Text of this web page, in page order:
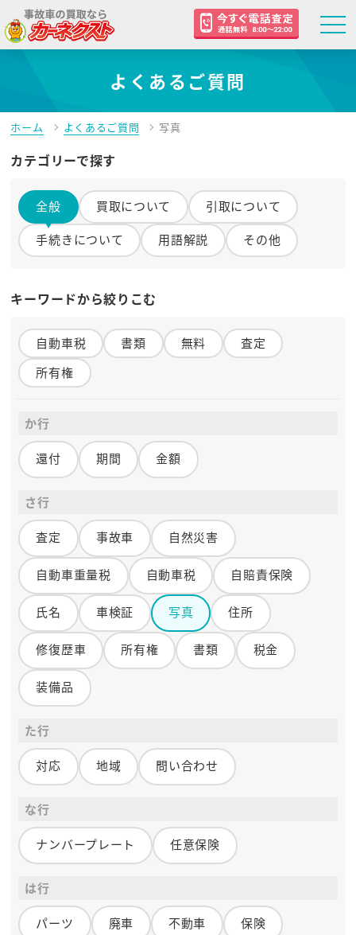
よくあるご質問
ホーム よくあるご質問 写真
カテゴリーで探す
全般 買取について
引取について
手続きについて
用語解説 その他
キーワードから絞りこむ
自動車税 書類 無料
査定
所有権
か行
還付 期間 金額
さ行
査定 事故車 自然災害
自動車重量税 自動車税 自賠責保険
氏名 車検証 写真 住所
修復歴車 所有権 書類 税金
装備品
た行
対応 地域 問い合わせ
な行
ナンバープレート 任意保険
は行
パーツ 廃車 不動車 保険